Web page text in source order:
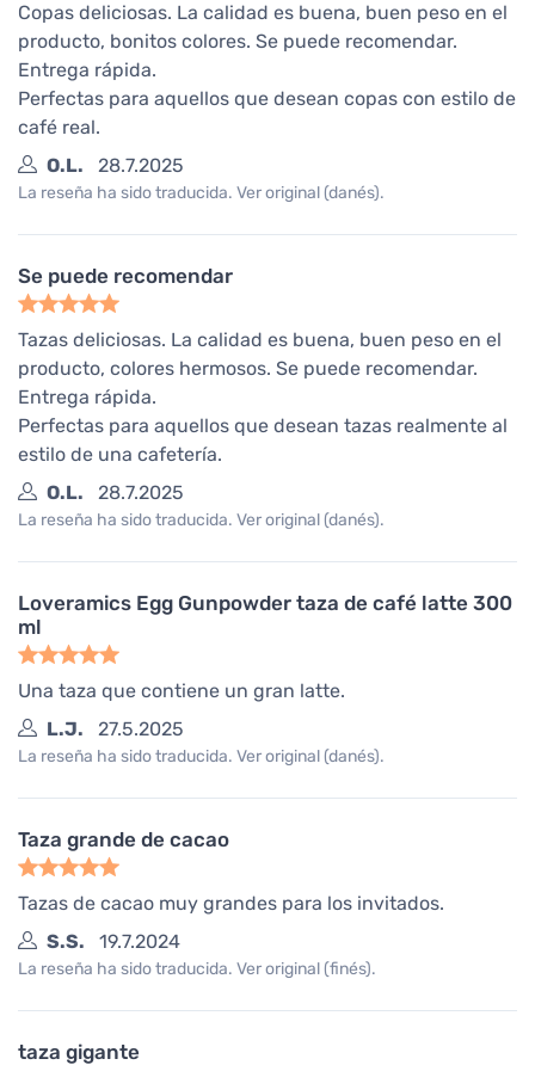
Copas deliciosas. La calidad es buena, buen peso en el
producto, bonitos colores. Se puede recomendar.
Entrega rápida.
Perfectas para aquellos que desean copas con estilo de
café real.
O.L.
28.7.2025
La reseña ha sido traducida. Ver original (danés).
Se puede recomendar
Tazas deliciosas. La calidad es buena, buen peso en el
producto, colores hermosos. Se puede recomendar.
Entrega rápida.
Perfectas para aquellos que desean tazas realmente al
estilo de una cafetería.
O.L.
28.7.2025
La reseña ha sido traducida. Ver original (danés).
Loveramics Egg Gunpowder taza de café latte 300
ml
Una taza que contiene un gran latte.
L.J.
27.5.2025
La reseña ha sido traducida. Ver original (danés).
Taza grande de cacao
Tazas de cacao muy grandes para los invitados.
S.S.
19.7.2024
La reseña ha sido traducida. Ver original (finés).
taza gigante